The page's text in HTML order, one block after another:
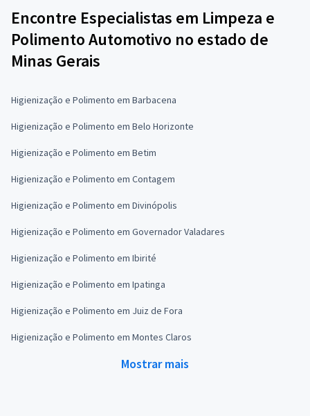
Encontre Especialistas em Limpeza e
Polimento Automotivo no estado de
Minas Gerais
Higienização e Polimento em Barbacena
Higienização e Polimento em Belo Horizonte
Higienização e Polimento em Betim
Higienização e Polimento em Contagem
Higienização e Polimento em Divinópolis
Higienização e Polimento em Governador Valadares
Higienização e Polimento em Ibirité
Higienização e Polimento em Ipatinga
Higienização e Polimento em Juiz de Fora
Higienização e Polimento em Montes Claros
Mostrar mais